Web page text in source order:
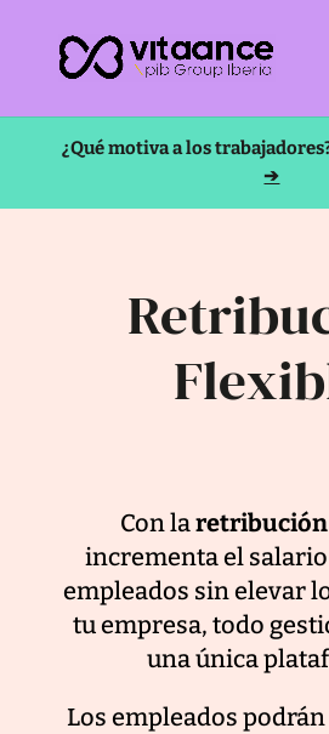
¿Qué motiva a los
➔
Con la
incrementa el
empleados sin elevar
tu empresa, todo
una única
Los empleados